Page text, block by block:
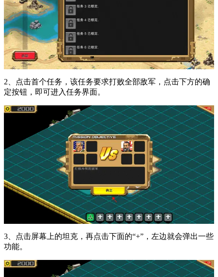
2、点击首个任务，该任务要求打败全部敌军，点击下方的确
定按钮，即可进入任务界面。
3、点击屏幕上的坦克，再点击下面的“+”，左边就会弹出一些
功能。